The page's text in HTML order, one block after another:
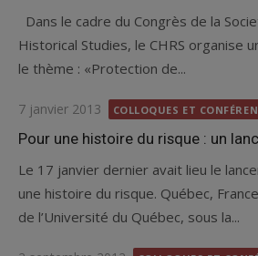
Dans le cadre du Congrès de la
Historical Studies, le CHRS organise
le thème : «Protection de...
Posted
on
7 janvier 2013 COLLOQUES ET
Pour une histoire du risque : un
Le 17 janvier dernier avait lieu le
une histoire du risque. Québec,
de l’Université du Québec, sous la...